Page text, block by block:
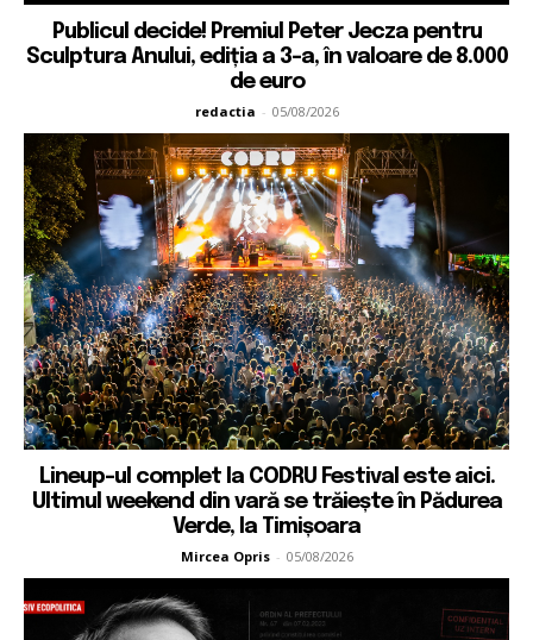
Publicul decide! Premiul Peter Jecza pentru
Sculptura Anului, ediția a 3-a, în valoare de 8.000
de euro
redactia - 05/08/2026
Lineup-ul complet la CODRU Festival este aici.
Ultimul weekend din vară se trăiește în Pădurea
Verde, la Timișoara
Mircea Opris - 05/08/2026